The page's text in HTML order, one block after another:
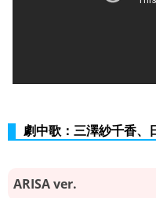
劇中歌：三澤紗千香、
ARISA ver.